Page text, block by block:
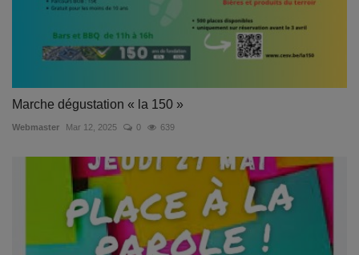
Marche dégustation « la 150 »
Webmaster Mar 12, 2025 0 639